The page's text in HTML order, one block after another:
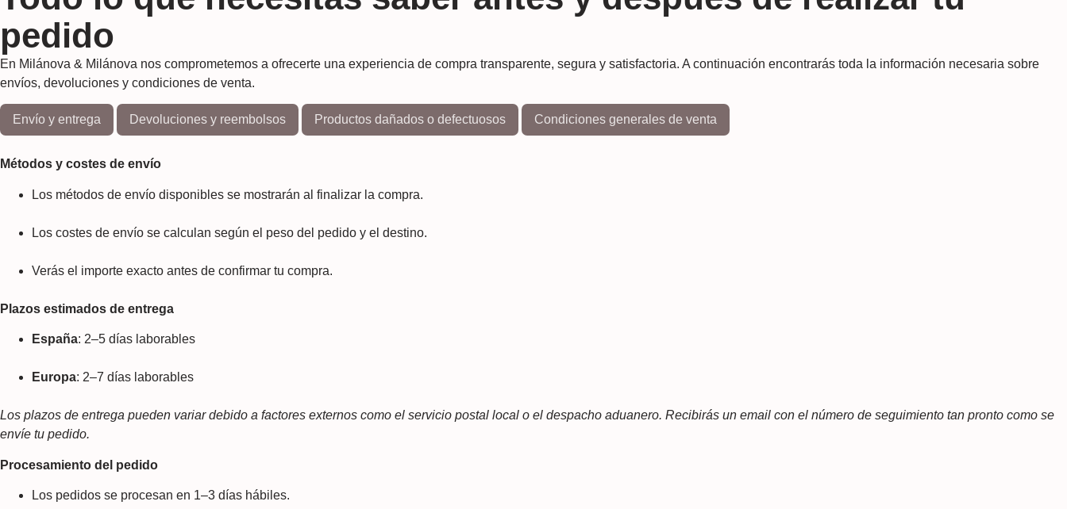
pedido
En Milánova & Milánova nos comprometemos a ofrecerte una experiencia de compra transparente, segura y satisfactoria. A continuación encontrarás toda la información necesaria sobre
envíos, devoluciones y condiciones de venta.
Envío y entrega Devoluciones y reembolsos Productos dañados o defectuosos Condiciones generales de venta
Métodos y costes de envío
Los métodos de envío disponibles se mostrarán al finalizar la compra.
Los costes de envío se calculan según el peso del pedido y el destino.
Verás el importe exacto antes de confirmar tu compra.
Plazos estimados de entrega
España: 2–5 días laborables
Europa: 2–7 días laborables
Los plazos de entrega pueden variar debido a factores externos como el servicio postal local o el despacho aduanero. Recibirás un email con el número de seguimiento tan pronto como se
envíe tu pedido.
Procesamiento del pedido
Los pedidos se procesan en 1–3 días hábiles.